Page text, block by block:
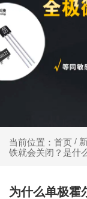
当前位置：首页 /
铁就会关闭？是什
为什么单极霍